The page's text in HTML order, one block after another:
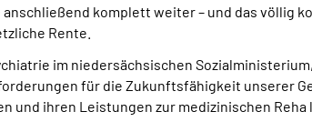
komplett weiter – und das völlig
Rente.
im niedersächsischen
für die Zukunftsfähigkeit unserer
und ihren Leistungen zur medizinischen